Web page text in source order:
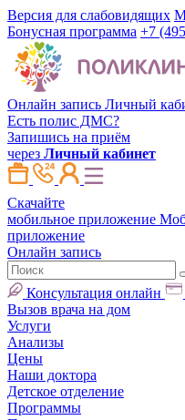
Версия для слабовидящих
Бонусная программа +7
Онлайн запись Личный
Есть полис ДМС?
Запишись на приём
через Личный кабинет
Скачайте
мобильное приложение
приложение
Онлайн запись
Консультация онлайн
Вызов врача на дом
Услуги
Анализы
Цены
Наши доктора
Детское отделение
Программы